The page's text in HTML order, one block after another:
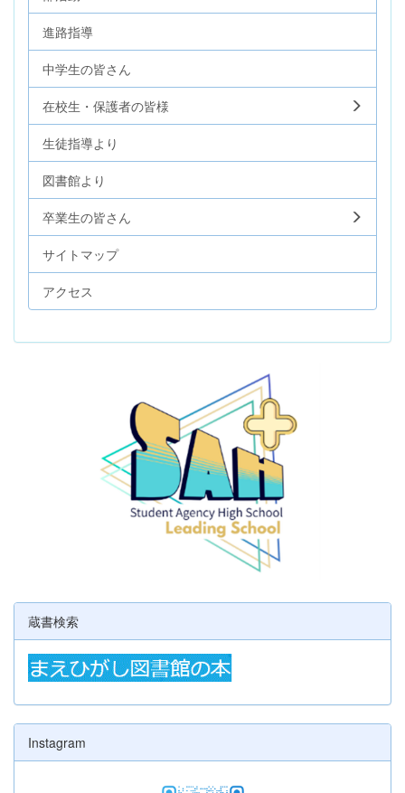
進路指導
中学生の皆さん
在校生・保護者の皆様
生徒指導より
図書館より
卒業生の皆さん
サイトマップ
アクセス
蔵書検索
Instagram